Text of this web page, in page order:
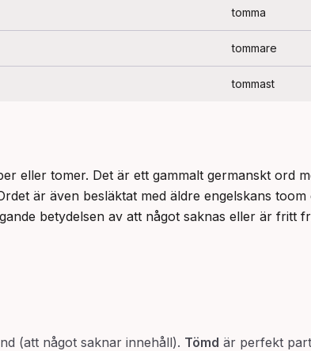
tomma
tommare
tommast
eller tomer. Det är ett gammalt germanskt ord
är även besläktat med äldre engelskans
betydelsen av att något saknas eller är fritt
(att något saknar innehåll). Tömd är perfekt